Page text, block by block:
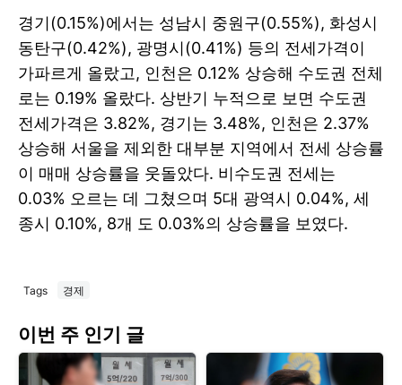
경기(0.15%)에서는 성남시 중원구(0.55%), 화성시
동탄구(0.42%), 광명시(0.41%) 등의 전세가격이
가파르게 올랐고, 인천은 0.12% 상승해 수도권 전체
로는 0.19% 올랐다. 상반기 누적으로 보면 수도권
전세가격은 3.82%, 경기는 3.48%, 인천은 2.37%
상승해 서울을 제외한 대부분 지역에서 전세 상승률
이 매매 상승률을 웃돌았다. 비수도권 전세는
0.03% 오르는 데 그쳤으며 5대 광역시 0.04%, 세
종시 0.10%, 8개 도 0.03%의 상승률을 보였다.
Tags 경제
이번 주 인기 글